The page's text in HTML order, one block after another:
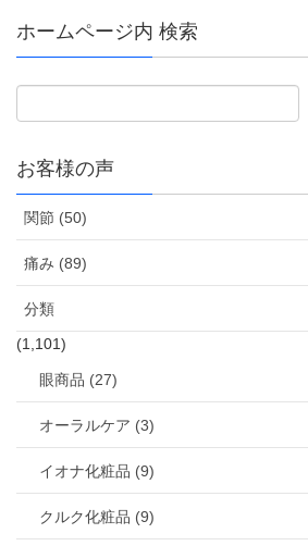
ホームページ内 検索
お客様の声
関節 (50)
痛み (89)
分類
(1,101)
眼商品 (27)
オーラルケア (3)
イオナ化粧品 (9)
クルク化粧品 (9)